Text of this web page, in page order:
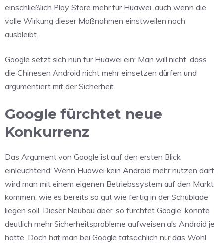
einschließlich Play Store mehr für Huawei, auch wenn die
volle Wirkung dieser Maßnahmen einstweilen noch
ausbleibt.
Google setzt sich nun für Huawei ein: Man will nicht, dass
die Chinesen Android nicht mehr einsetzen dürfen und
argumentiert mit der Sicherheit.
Google fürchtet neue
Konkurrenz
Das Argument von Google ist auf den ersten Blick
einleuchtend: Wenn Huawei kein Android mehr nutzen darf,
wird man mit einem eigenen Betriebssystem auf den Markt
kommen, wie es bereits so gut wie fertig in der Schublade
liegen soll. Dieser Neubau aber, so fürchtet Google, könnte
deutlich mehr Sicherheitsprobleme aufweisen als Android je
hatte. Doch hat man bei Google tatsächlich nur das Wohl